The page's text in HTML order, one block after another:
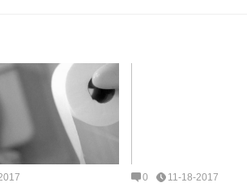
0 11-18-2017